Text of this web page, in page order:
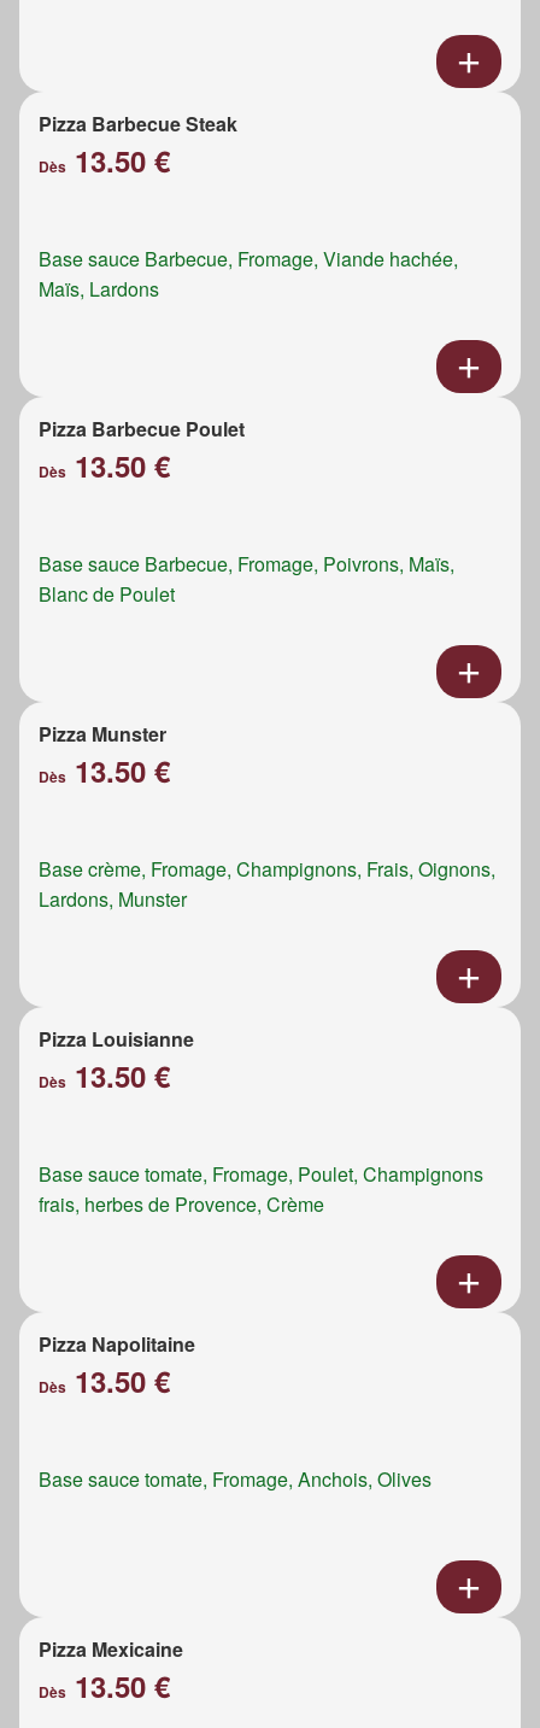
Pizza Barbecue Steak
Dès 13.50 €
Base sauce Barbecue, Fromage, Viande hachée,
Maïs, Lardons
Pizza Barbecue Poulet
Dès 13.50 €
Base sauce Barbecue, Fromage, Poivrons, Maïs,
Blanc de Poulet
Pizza Munster
Dès 13.50 €
Base crème, Fromage, Champignons, Frais, Oignons,
Lardons, Munster
Pizza Louisianne
Dès 13.50 €
Base sauce tomate, Fromage, Poulet, Champignons
frais, herbes de Provence, Crème
Pizza Napolitaine
Dès 13.50 €
Base sauce tomate, Fromage, Anchois, Olives
Pizza Mexicaine
Dès 13.50 €